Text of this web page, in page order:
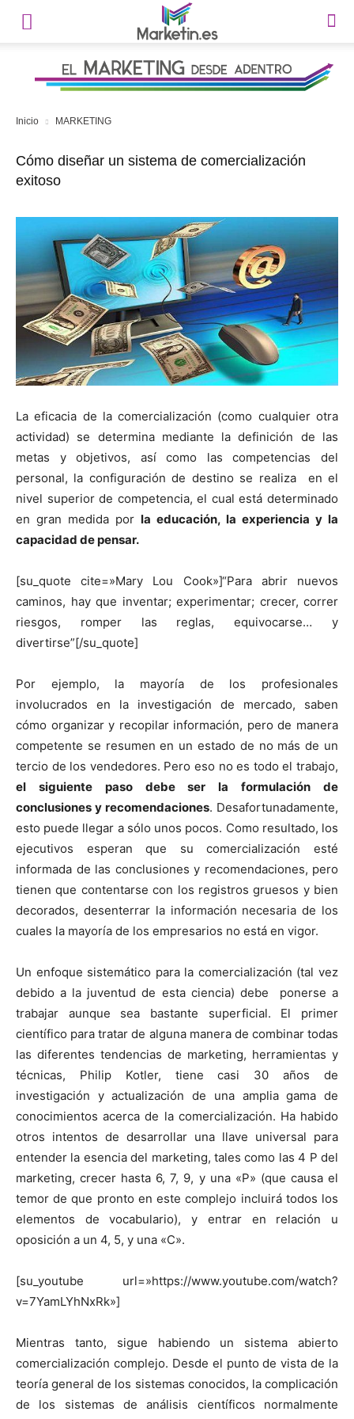
Inicio MARKETING
Cómo diseñar un sistema de comercialización
exitoso
La eficacia de la comercialización (como cualquier otra
actividad) se determina mediante la definición de las
metas y objetivos, así como las competencias del
personal, la configuración de destino se realiza en el
nivel superior de competencia, el cual está determinado
en gran medida por la educación, la experiencia y la
capacidad de pensar.
[su_quote cite=»Mary Lou Cook»]“Para abrir nuevos
caminos, hay que inventar; experimentar; crecer, correr
riesgos, romper las reglas, equivocarse… y
divertirse”[/su_quote]
Por ejemplo, la mayoría de los profesionales
involucrados en la investigación de mercado, saben
cómo organizar y recopilar información, pero de manera
competente se resumen en un estado de no más de un
tercio de los vendedores. Pero eso no es todo el trabajo,
el siguiente paso debe ser la formulación de
conclusiones y recomendaciones. Desafortunadamente,
esto puede llegar a sólo unos pocos. Como resultado, los
ejecutivos esperan que su comercialización esté
informada de las conclusiones y recomendaciones, pero
tienen que contentarse con los registros gruesos y bien
decorados, desenterrar la información necesaria de los
cuales la mayoría de los empresarios no está en vigor.
Un enfoque sistemático para la comercialización (tal vez
debido a la juventud de esta ciencia) debe ponerse a
trabajar aunque sea bastante superficial. El primer
científico para tratar de alguna manera de combinar todas
las diferentes tendencias de marketing, herramientas y
técnicas, Philip Kotler, tiene casi 30 años de
investigación y actualización de una amplia gama de
conocimientos acerca de la comercialización. Ha habido
otros intentos de desarrollar una llave universal para
entender la esencia del marketing, tales como las 4 P del
marketing, crecer hasta 6, 7, 9, y una «P» (que causa el
temor de que pronto en este complejo incluirá todos los
elementos de vocabulario), y entrar en relación u
oposición a un 4, 5, y una «C».
[su_youtube url=»https://www.youtube.com/watch?
v=7YamLYhNxRk»]
Mientras tanto, sigue habiendo un sistema abierto
comercialización complejo. Desde el punto de vista de la
teoría general de los sistemas conocidos, la complicación
de los sistemas de análisis científicos normalmente